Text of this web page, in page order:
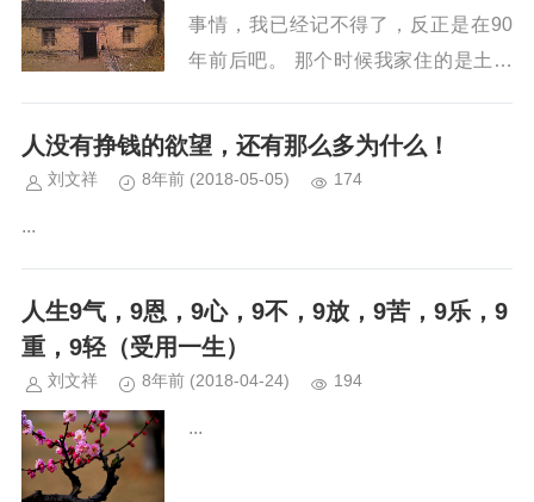
事情，我已经记不得了，反正是在90
年前后吧。 那个时候我家住的是土坯
80后都见过吧，只要曾经生活在农村
人没有挣钱的欲望，还有那么多为什么！
刘文祥 8年前 (2018-05-05) 174
...
人生9气，9恩，9心，9不，9放，9苦，9乐，9
重，9轻（受用一生）
刘文祥 8年前 (2018-04-24) 194
...